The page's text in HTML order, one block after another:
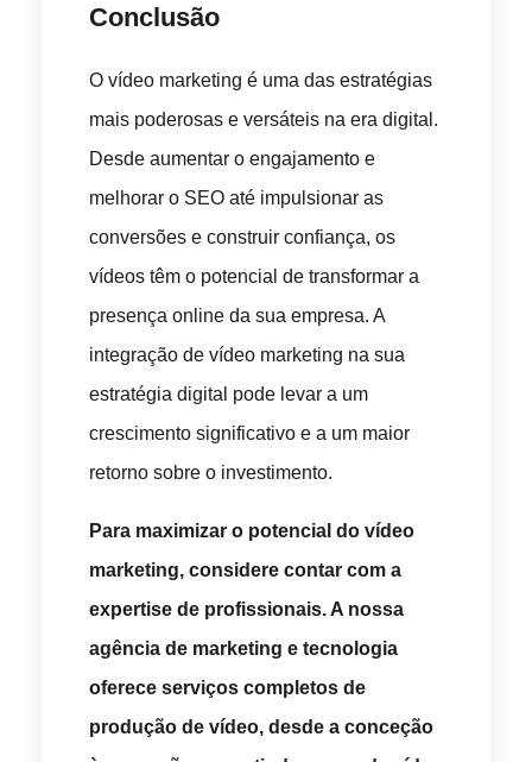
Conclusão
O vídeo marketing é uma das estratégias
mais poderosas e versáteis na era digital.
Desde aumentar o engajamento e
melhorar o SEO até impulsionar as
conversões e construir confiança, os
vídeos têm o potencial de transformar a
presença online da sua empresa. A
integração de vídeo marketing na sua
estratégia digital pode levar a um
crescimento significativo e a um maior
retorno sobre o investimento.
Para maximizar o potencial do vídeo
marketing, considere contar com a
expertise de profissionais. A nossa
agência de marketing e tecnologia
oferece serviços completos de
produção de vídeo, desde a conceção